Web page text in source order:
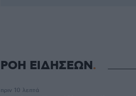
ΡΟΗ ΕΙΔΗΣΕΩΝ
πριν 10 λεπτά